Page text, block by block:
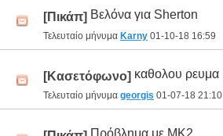
[Πικάπ] Βελόνα για Sherton
Τελευταίο μήνυμα Karny 01-10-18 16:59
[Κασετόφωνο] καθολου ρευμα
Τελευταίο μήνυμα georgis 01-07-18 21:10